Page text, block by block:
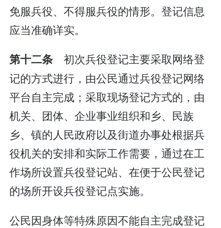
免服兵役、不得服兵役的情形。登记信息
应当准确详实。
第十二条初次兵役登记主要采取网络登
记的方式进行，由公民通过兵役登记网络
平台自主完成；采取现场登记方式的，由
机关、团体、企业事业组织和乡、民族
乡、镇的人民政府以及街道办事处根据兵
役机关的安排和实际工作需要，通过在工
作场所设置兵役登记站、在便于公民登记
的场所开设兵役登记点实施。
公民因身体等特殊原因不能自主完成登记